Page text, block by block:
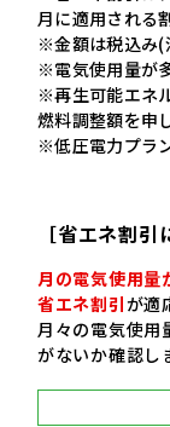
月に適用される
※金額は税込み(
※電気使用量が
※再生可能エネ
燃料調整額を申
※低圧電力プラ
［省エネ割引
月の電気使用量
省エネ割引が適
月々の電気使
がないか確認し